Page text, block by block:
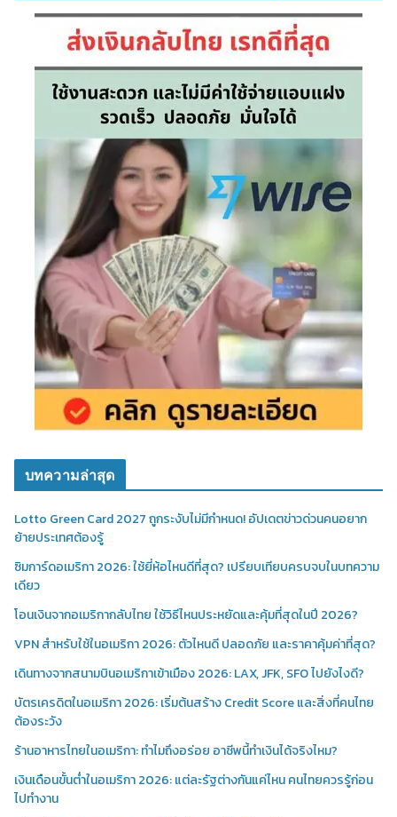
บทความล่าสุด
Lotto Green Card 2027 ถูกระงับไม่มีกำหนด! อัปเดตข่าวด่วนคนอยาก
ย้ายประเทศต้องรู้
ซิมการ์ดอเมริกา 2026: ใช้ยี่ห้อไหนดีที่สุด? เปรียบเทียบครบจบในบทความ
เดียว
โอนเงินจากอเมริกากลับไทย ใช้วิธีไหนประหยัดและคุ้มที่สุดในปี 2026?
VPN สำหรับใช้ในอเมริกา 2026: ตัวไหนดี ปลอดภัย และราคาคุ้มค่าที่สุด?
เดินทางจากสนามบินอเมริกาเข้าเมือง 2026: LAX, JFK, SFO ไปยังไงดี?
บัตรเครดิตในอเมริกา 2026: เริ่มต้นสร้าง Credit Score และสิ่งที่คนไทย
ต้องระวัง
ร้านอาหารไทยในอเมริกา: ทำไมถึงอร่อย อาชีพนี้ทำเงินได้จริงไหม?
เงินเดือนขั้นต่ำในอเมริกา 2026: แต่ละรัฐต่างกันแค่ไหน คนไทยควรรู้ก่อน
ไปทำงาน